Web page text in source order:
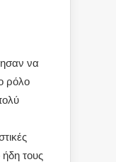
να
ρόλο
τους